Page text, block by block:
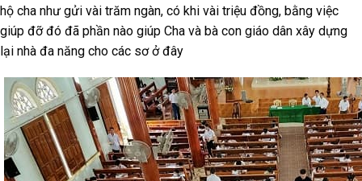
hộ cha như gửi vài trăm ngàn, có khi vài triệu đồng, bằng việc
giúp đỡ đó đã phần nào giúp Cha và bà con giáo dân xây dựng
lại nhà đa năng cho các sơ ở đây